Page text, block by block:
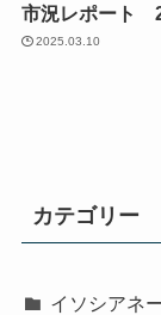
市況レポート
2025.03.10
カテゴリー
イソシアネ